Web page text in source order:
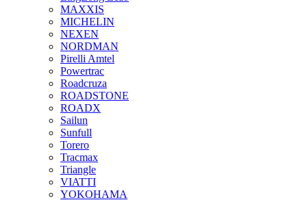
MAXXIS
MICHELIN
NEXEN
NORDMAN
Pirelli Amtel
Powertrac
Roadcruza
ROADSTONE
ROADX
Sailun
Sunfull
Torero
Tracmax
Triangle
VIATTI
YOKOHAMA